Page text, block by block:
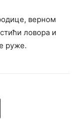
верном
ловора и
руже.